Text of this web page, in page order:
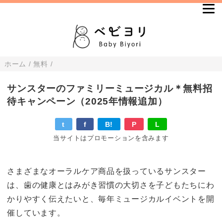
ホーム /無料 /
サンスターのファミリーミュージカル＊無料招
待キャンペーン（2025年情報追加）
t f B! P L
当サイトはプロモーションを含みます
さまざまなオーラルケア商品を扱っているサンスター
は、歯の健康とはみがき習慣の大切さを子どもたちにわ
かりやすく伝えたいと、毎年ミュージカルイベントを開
催しています。